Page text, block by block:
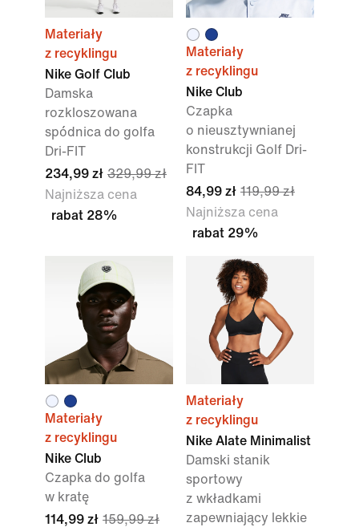
Materiały
z recyklingu
Nike Golf Club
Damska
rozkloszowana
spódnica do golfa
Dri-FIT
234,99 zł 329,99 zł
Najniższa cena
rabat 28%
Materiały
z recyklingu
Nike Club
Czapka
o nieusztywnianej
konstrukcji Golf Dri-
FIT
84,99 zł 119,99 zł
Najniższa cena
rabat 29%
Materiały
z recyklingu
Nike Club
Czapka do golfa
w kratę
114,99 zł 159,99 zł
Materiały
z recyklingu
Nike Alate Minimalist
Damski stanik
sportowy
z wkładkami
zapewniający lekkie